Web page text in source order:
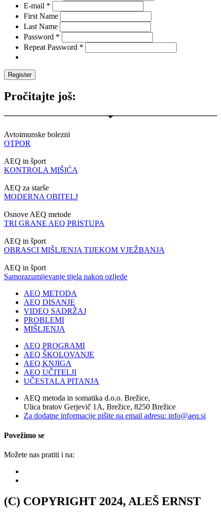
E-mail *
First Name
Last Name
Password *
Repeat Password *
Pročitajte još:
Avtoimunske bolezni
OTPOR
AEQ in šport
KONTROLA MIŠIĆA
AEQ za starše
MODERNA OBITELJ
Osnove AEQ metode
TRI GRANE AEQ PRISTUPA
AEQ in šport
OBRASCI MIŠLJENJA TIJEKOM VJEŽBANJA
AEQ in šport
Samorazumijevanje tijela nakon ozljede
AEQ METODA
AEQ DISANJE
VIDEO SADRŽAJ
PROBLEMI
MIŠLJENJA
AEQ PROGRAMI
AEQ ŠKOLOVANJE
AEQ KNJIGA
AEQ UČITELJI
UČESTALA PITANJA
AEQ metoda in somatika d.o.o. Brežice,
Ulica bratov Gerjevič 1A, Brežice, 8250 Brežice
Za dodatne informacije pišite na email adresu: info@aeq.si
Povežimo se
Možete nas pratiti i na:
(C) COPYRIGHT 2024, ALEŠ ERNST